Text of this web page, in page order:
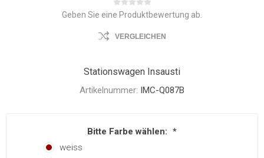
Geben Sie eine Produktbewertung ab.
VERGLEICHEN
Stationswagen Insausti
Artikelnummer: IMC-Q087B
Bitte Farbe wählen: *
weiss